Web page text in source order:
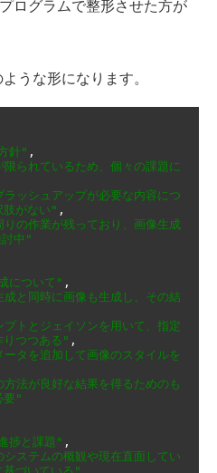
ログラムで整形させた方が
うな形になります。
針" ,
限られているため、個々の課題に
ラッシュアップが必要な内容につ
肢がない" ,
りの作業が残っており、画像生成
討中"
について" ,
成と同時に画像も生成し、その結
プトとジェイソンを用いて、指定
りつつある" ,
ータを追加して画像のスタイルを
方法が良好な結果を得るためのも
要"
捗と課題" ,
システムの概観や現在直面してい